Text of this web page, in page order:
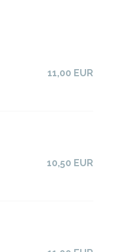
11,00 EUR
10,50 EUR